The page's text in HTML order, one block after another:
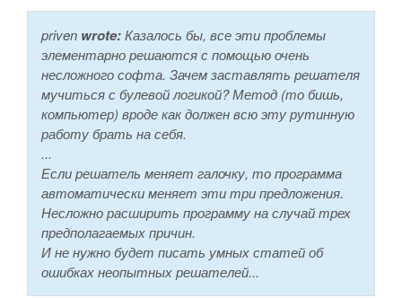
priven wrote:Казалось бы, все эти проблемы
элементарно решаются с помощью очень
несложного софта. Зачем заставлять решателя
мучиться с булевой логикой? Метод (то бишь,
компьютер) вроде как должен всю эту рутинную
работу брать на себя.
...
Если решатель меняет галочку, то программа
автоматически меняет эти три предложения.
Несложно расширить программу на случай трех
предполагаемых причин.
И не нужно будет писать умных статей об
ошибках неопытных решателей...